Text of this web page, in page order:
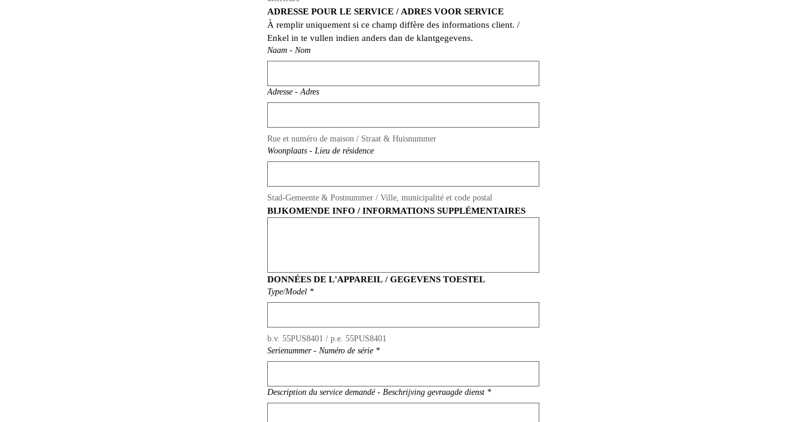
ADRESSE POUR LE SERVICE / ADRES VOOR SERVICE
À remplir uniquement si ce champ diffère des informations client. /
Enkel in te vullen indien anders dan de klantgegevens.
Naam - Nom
Adresse - Adres
Rue et numéro de maison / Straat & Huisnummer
Woonplaats - Lieu de résidence
Stad-Gemeente & Postnummer / Ville, municipalité et code postal
BIJKOMENDE INFO / INFORMATIONS SUPPLÉMENTAIRES
DONNÉES DE L'APPAREIL / GEGEVENS TOESTEL
Type/Model *
b.v. 55PUS8401 / p.e. 55PUS8401
Serienummer - Numéro de série *
Description du service demandé - Beschrijving gevraagde dienst *